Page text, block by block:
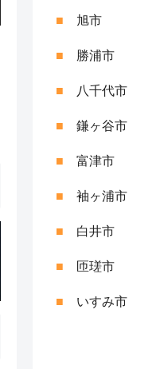
■ 旭市
■ 勝浦市
■ 八千代市
■ 鎌ヶ谷市
■ 富津市
■ 袖ヶ浦市
■ 白井市
■ 匝瑳市
■ いすみ市